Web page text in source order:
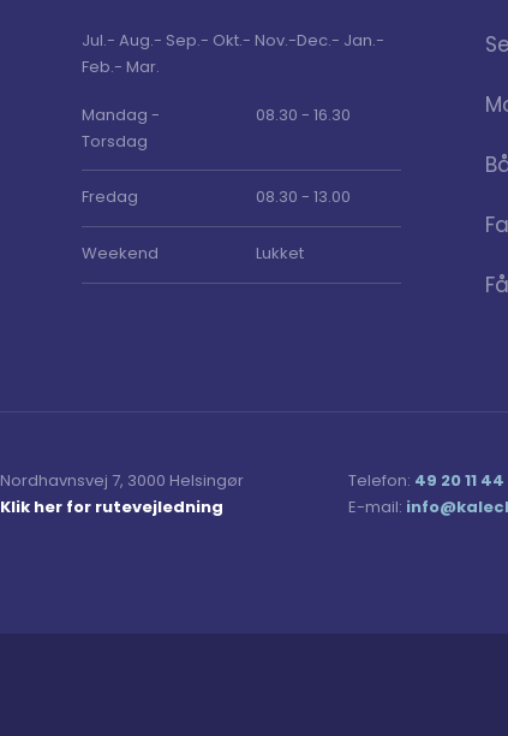
Jul.- Aug.- Sep.- Okt.- Nov.-Dec.- Jan.-
Feb.- Mar.
Mandag -
Torsdag
08.30 - 16.30
Fredag 08.30 - 13.00
Weekend Lukket
Nordhavnsvej 7, 3000 Helsingør
Klik her for rutevejledning
Telefon: 49 20 11 44
E-mail: